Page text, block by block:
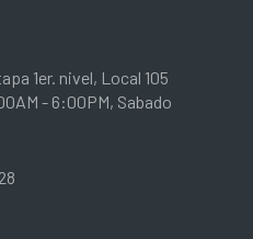
1er. nivel, Local 105
- 6:00PM, Sabado